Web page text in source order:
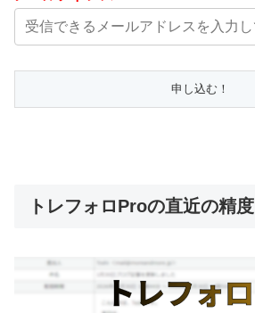
トレフォロProの直近の精度